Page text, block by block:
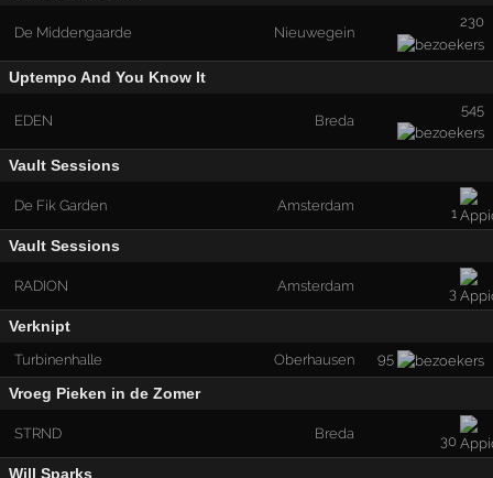
De Middengaarde Nieuwegein
230
Uptempo And You Know It
EDEN Breda
545
Vault Sessions
De Fik Garden Amsterdam 1
Vault Sessions
RADION Amsterdam 3
Verknipt
Turbinenhalle Oberhausen 95
Vroeg Pieken in de Zomer
STRND Breda 30
Will Sparks